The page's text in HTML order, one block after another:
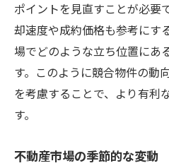
売却後のフォローア
あなたの不動産売却を
渉のヒント
成功事例から学ぶ
交渉におけるプロフ
ポイントを見直すことが必要
却速度や成約価格も参考にす
場でどのような立ち位置にあ
す。このように競合物件の動
を考慮することで、より有利
す。
不動産市場の季節的な変動